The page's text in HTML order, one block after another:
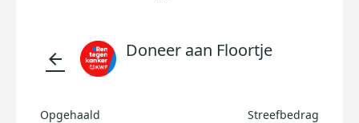
arrow_back Doneer aan Floortje
Opgehaald Streefbedrag